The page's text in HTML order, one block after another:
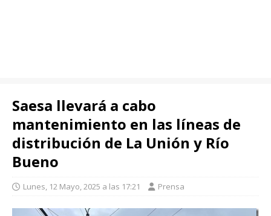
Saesa llevará a cabo
mantenimiento en las líneas de
distribución de La Unión y Río
Bueno
Lunes, 12 Mayo, 2025 a las 17:21 Prensa